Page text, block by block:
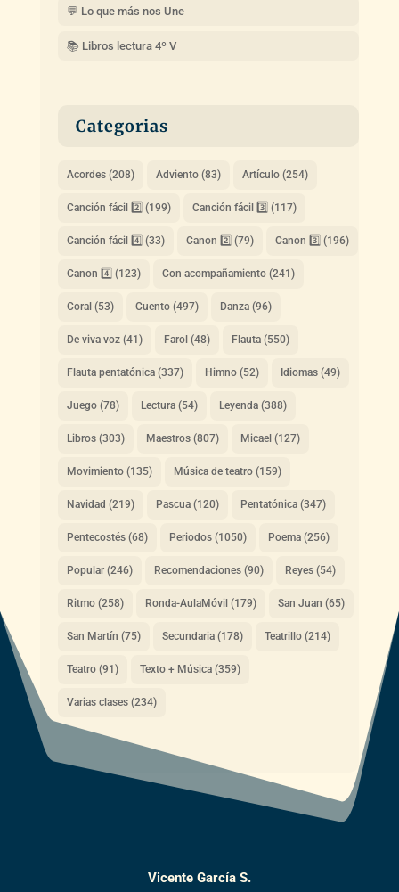
💬 Lo que más nos Une
📚 Libros lectura 4º V
Categorias
Acordes(208) Adviento(83) Artículo(254)
Canción fácil 2️⃣ (199) Canción fácil 3️⃣ (117)
Canción fácil 4️⃣ (33) Canon 2️⃣ (79) Canon 3️⃣ (196)
Canon 4️⃣ (123) Con acompañamiento(241)
Coral (53) Cuento(497) Danza(96)
De viva voz(41) Farol (48) Flauta(550)
Flauta pentatónica(337) Himno(52) Idiomas(49)
Juego(78) Lectura(54) Leyenda(388)
Libros(303) Maestros(807) Micael (127)
Movimiento(135) Música de teatro(159)
Navidad (219) Pascua(120) Pentatónica(347)
Pentecostés(68) Periodos(1050) Poema(256)
Popular(246) Recomendaciones(90) Reyes(54)
Ritmo(258) Ronda-AulaMóvil (179) San Juan (65)
San Martín (75) Secundaria(178) Teatrillo(214)
Teatro(91) Texto + Música(359)
Varias clases(234)
Vicente García S.